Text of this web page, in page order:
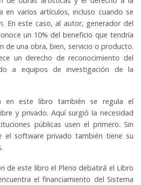
en varios artículos, incluso cuando se
En este caso, al autor, generador del
un 10% del beneficio que tendría
de una obra, bien, servicio o producto.
un derecho de reconocimiento del
a equipos de investigación de la
en este libro también se regula el
y privado. Aquí surgió la necesidad
públicas usen el primero. Sin
el software privado también tiene su
de este libro el Pleno debatirá el Libro
el financiamiento del Sistema